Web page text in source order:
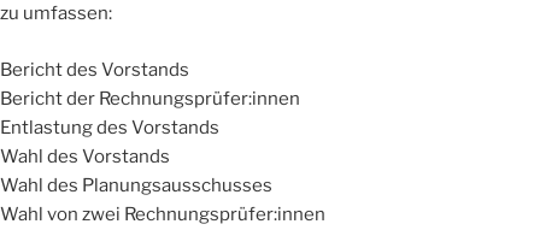
zu umfassen:
Bericht des Vorstands
Bericht der Rechnungsprüfer:innen
Entlastung des Vorstands
Wahl des Vorstands
Wahl des Planungsausschusses
Wahl von zwei Rechnungsprüfer:innen